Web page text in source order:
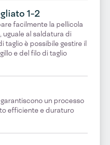
1-2
facilmente la pellicola
uguale al saldatura di
taglio è possibile gestire il
e del filo di taglio
un processo
efficiente e duraturo